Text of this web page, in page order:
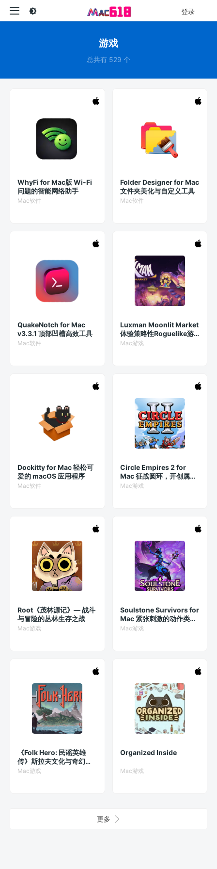
登录
游戏
总共有 529 个
WhyFi for Mac版 Wi-Fi
问题的智能网络助手
Mac软件
Folder Designer for Mac
文件夹美化与自定义工具
Mac软件
QuakeNotch for Mac
v3.3.1 顶部凹槽高效工具
Mac软件
Luxman Moonlit Market
体验策略性Roguelike游
戏乐趣中文版
Mac游戏
Dockitty for Mac 轻松可
爱的 macOS 应用程序
Mac软件
Circle Empires 2 for
Mac 征战圆环，开创属于
你的帝国中文版
Mac游戏
Root《茂林源记》— 战斗
与冒险的丛林生存之战
Mac游戏
Soulstone Survivors for
Mac 紧张刺激的动作类
Roguelite 游戏
Mac游戏
《Folk Hero: 民谣英雄
传》斯拉夫文化与奇幻冒
险的 Rogue-lite 动作游戏
Mac游戏
Organized Inside
Mac游戏
更多